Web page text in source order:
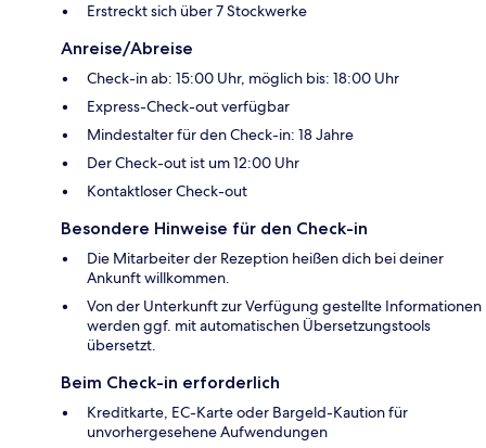
Erstreckt sich über 7 Stockwerke
Anreise/Abreise
Check-in ab: 15:00 Uhr, möglich bis: 18:00 Uhr
Express-Check-out verfügbar
Mindestalter für den Check-in: 18 Jahre
Der Check-out ist um 12:00 Uhr
Kontaktloser Check-out
Besondere Hinweise für den Check-in
Die Mitarbeiter der Rezeption heißen dich bei deiner
Ankunft willkommen.
Von der Unterkunft zur Verfügung gestellte Informationen
werden ggf. mit automatischen Übersetzungstools
übersetzt.
Beim Check-in erforderlich
Kreditkarte, EC-Karte oder Bargeld-Kaution für
unvorhergesehene Aufwendungen